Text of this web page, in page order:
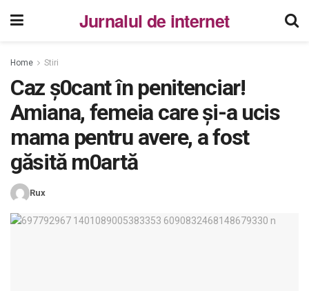
Jurnalul de internet
Home Stiri
Caz ș0cant în penitenciar!
Amiana, femeia care și-a ucis
mama pentru avere, a fost
găsită m0artă
Rux